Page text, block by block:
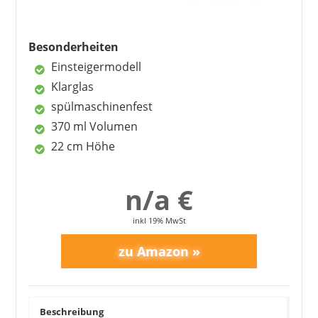
kein Eichstrich
Besonderheiten
Einsteigermodell
Klarglas
spülmaschinenfest
370 ml Volumen
22 cm Höhe
n/a €
inkl 19% MwSt
Beschreibung